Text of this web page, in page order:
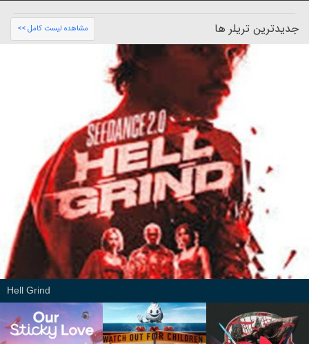
جدیدترین تریلر ها مشاهده لیست کامل >>
Hell Grind